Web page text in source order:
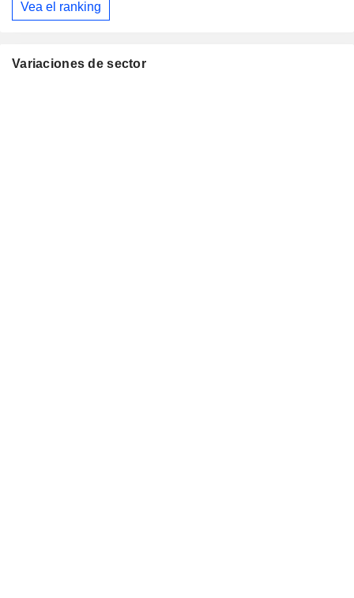
Vea el ranking
Variaciones de sector